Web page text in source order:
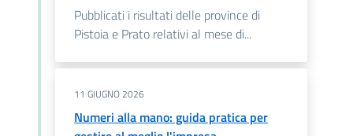
Pubblicati i risultati delle province di
Pistoia e Prato relativi al mese di...
11 GIUGNO 2026
Numeri alla mano: guida pratica per